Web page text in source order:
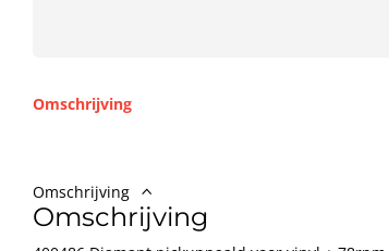
Omschrijving
Omschrijving
Omschrijving